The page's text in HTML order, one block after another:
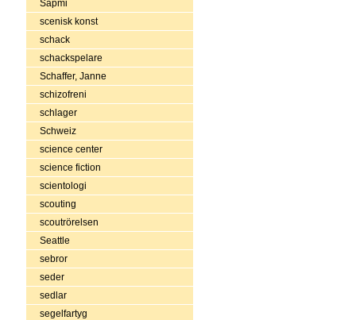
Sápmi
scenisk konst
schack
schackspelare
Schaffer, Janne
schizofreni
schlager
Schweiz
science center
science fiction
scientologi
scouting
scoutrörelsen
Seattle
sebror
seder
sedlar
segelfartyg